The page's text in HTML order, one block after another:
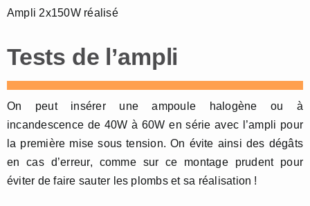
Ampli 2x150W réalisé
Tests de l’ampli
On peut insérer une ampoule halogène ou à
incandescence de 40W à 60W en série avec l’ampli pour
la première mise sous tension. On évite ainsi des dégâts
en cas d’erreur, comme sur ce montage prudent pour
éviter de faire sauter les plombs et sa réalisation !